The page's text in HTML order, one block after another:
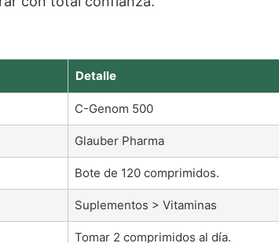
Detalle
C-Genom 500
Glauber Pharma
Bote de 120 comprimidos.
Suplementos > Vitaminas
Tomar 2 comprimidos al día.